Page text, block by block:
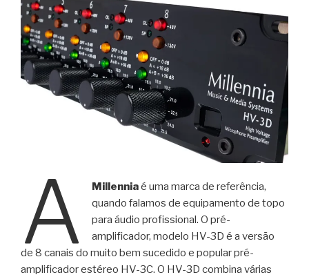
A Millenniaé uma marca de referência,
quando falamos de equipamento de topo
para áudio profissional. O pré-
amplificador, modelo HV-3D é a versão
de 8 canais do muito bem sucedido e popular pré-
amplificador estéreo HV-3C. O HV-3D combina várias